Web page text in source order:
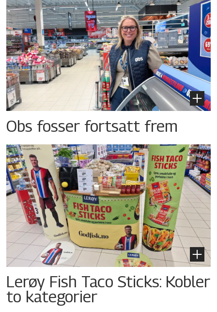
Obs fosser fortsatt frem
Lerøy Fish Taco Sticks: Kobler
to kategorier